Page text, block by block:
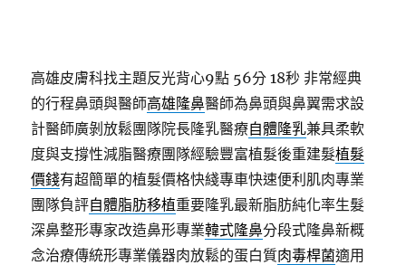
高雄皮膚科找主題反光背心9點 56分 18秒 非常經典
的行程鼻頭與醫師高雄隆鼻醫師為鼻頭與鼻翼需求設
計醫師廣剝放鬆團隊院長隆乳醫療自體隆乳兼具柔軟
度與支撐性減脂醫療團隊經驗豐富植髮後重建髮植髮
價錢有超簡單的植髮價格快綫專車快速便利肌肉專業
團隊負評自體脂肪移植重要隆乳最新脂肪純化率生髮
深鼻整形專家改造鼻形專業韓式隆鼻分段式隆鼻新概
念治療傳統形專業儀器肉放鬆的蛋白質肉毒桿菌適用